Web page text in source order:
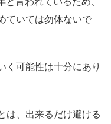
ていては勿体ないで
く可能性は十分にあり
は、出来るだけ避ける